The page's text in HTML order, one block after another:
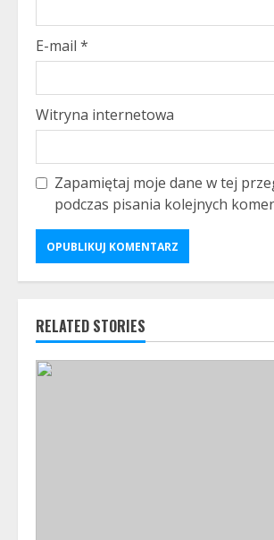
E-mail *
Witryna internetowa
Zapamiętaj moje dane w tej
podczas pisania kolejnych
RELATED STORIES